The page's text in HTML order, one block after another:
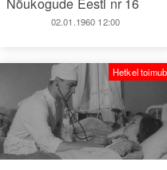
Nõukogude Eesti nr 16
02.01.1960 12:00
Hetkel toimub